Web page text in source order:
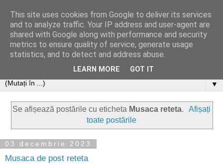
▼
Se afișează postările cu eticheta Musaca reteta.
Afișați
toate postările
03 decembrie 2023
Musaca de post reteta
This site uses cookies from Google to deliver its services
and to analyze traffic. Your IP address and user-agent are
shared with Google along with performance and security
metrics to ensure quality of service, generate usage
statistics, and to detect and address abuse.
LEARN MORE GOT IT